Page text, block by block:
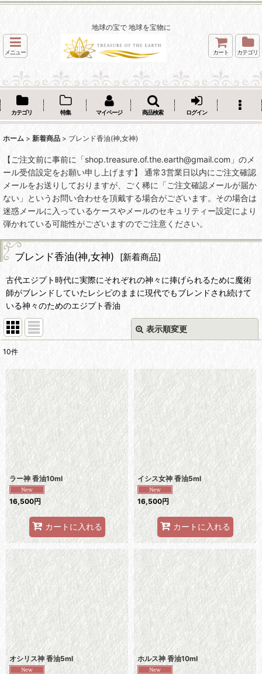
地球の宝で 地球を宝物に
メニュー カート カテゴリ
カテゴリ 特集 マイページ 商品検索 ログイン
ホーム > 新着商品 > ブレンド香油(神,女神)
【ご注文前に事前に「shop.treasure.of.the.earth@gmail.com」のメ
ール受信設定をお願い申し上げます】 通常3営業日以内にご注文確認
メールをお送りしておりますが、ごく稀に「ご注文確認メールが届か
ない」というお問い合わせを頂戴する場合がございます。その場合は
迷惑メールに入っているケースやメールのセキュリティー設定により
弾かれている可能性がございますのでご注意ください。
ブレンド香油(神,女神) [新着商品]
古代エジプト時代に実際にそれぞれの神々に捧げられるために魔術
師がブレンドしていたレシピのままに現代でもブレンドされ続けて
いる神々のためのエジプト香油
表示順変更
並び順:
絞り込む
10件
ラー神 香油10ml
16,500円
カートに入れる
イシス女神 香油5ml
16,500円
カートに入れる
オシリス神 香油5ml ホルス神 香油10ml